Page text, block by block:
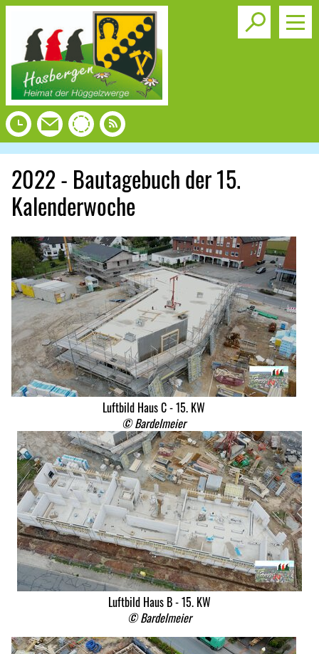
Toggle
2022 - Bautagebuch der 15.
Kalenderwoche
Luftbild Haus C - 15. KW
© Bardelmeier
Luftbild Haus B - 15. KW
© Bardelmeier